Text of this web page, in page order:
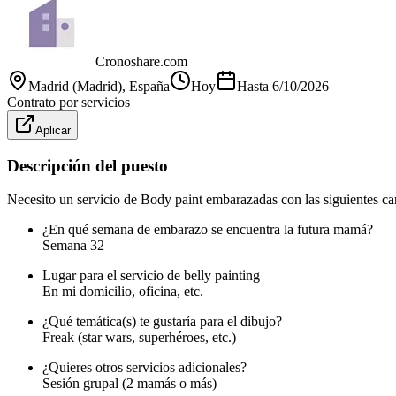
Cronoshare.com
Madrid (Madrid), España Hoy Hasta 6/10/2026
Contrato por servicios
Aplicar
Descripción del puesto
Necesito un servicio de Body paint embarazadas con las siguientes
¿En qué semana de embarazo se encuentra la futura mamá?
Semana 32
Lugar para el servicio de belly painting
En mi domicilio, oficina, etc.
¿Qué temática(s) te gustaría para el dibujo?
Freak (star wars, superhéroes, etc.)
¿Quieres otros servicios adicionales?
Sesión grupal (2 mamás o más)